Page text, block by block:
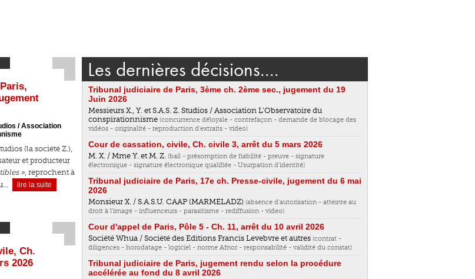
Les dernières décisions....
Tribunal judiciaire de Paris, 3ème ch. 2ème sec., jugement du 19
Juin 2026
Messieurs X., Y. et S.A.S. Z. Studios / Association L’Observatoire du
conspirationnisme (concurrence déloyale - contrefaçon - demande de blocage des
vidéos - originalité - reproduction d'extraits - video)
Cour de cassation, civile, Ch. civile 3, arrêt du 5 mars 2026
M. X. / Mme Y. et M. Z. (bail - présomption de fiabilité - preuve - signature
électronique - signature électronique qualifiée - Usurpation d’identité)
Tribunal judiciaire de Paris, 17e ch. Presse-civile, jugement du 6 mai
2026
Monsieur X. / S.A.S.U. CAAP (MARMELADZ) (absence d'autorisation - atteinte au
droit à l'image - influenceurs - parasitisme - rediffusion - video)
Cour d'appel de Paris, Pôle 5 - Ch. 11, arrêt du 10 avril 2026
Société Whua / Société des Editions Francis Levebvre et autres (contrat -
diligences - horodatage - logiciel - norme Afnor - responsabilité - validité du constat)
Tribunal judiciaire de Paris, jugement rendu selon la procédure
accélérée au fond du 8 avril 2026
/ Association
(la société Z.),
et producteur
», reprochent à
lire la suite
Ch.
2026